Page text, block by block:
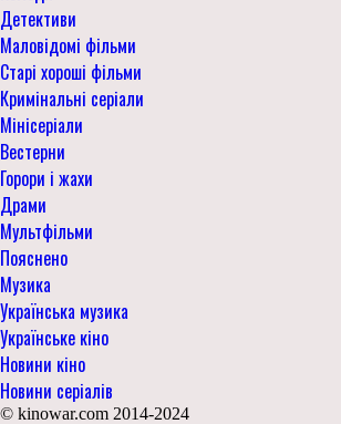
Детективи
Маловідомі фільми
Старі хороші фільми
Кримінальні серіали
Мінісеріали
Вестерни
Горори і жахи
Драми
Мультфільми
Пояснено
Музика
Українська музика
Українське кіно
Новини кіно
Новини серіалів
© kinowar.com 2014-2024